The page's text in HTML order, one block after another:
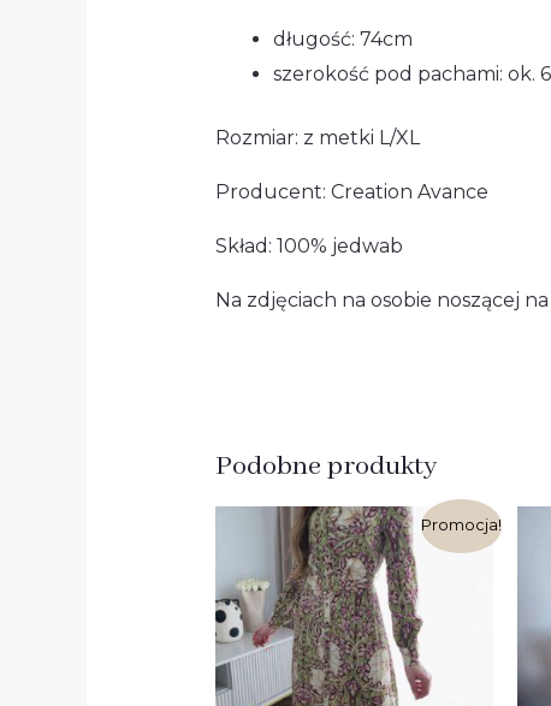
długość: 74cm
szerokość pod pachami: ok.
Rozmiar: z metki L/XL
Producent: Creation Avance
Skład: 100% jedwab
Na zdjęciach na osobie noszącej
Podobne produkty
Promocja!
Pierwotna
cena
wynosiła:
119,99 zł.
Aktualna
cena
wynosi: